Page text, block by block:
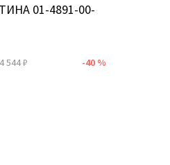
01-4891-00-
544 ₽ -40 %